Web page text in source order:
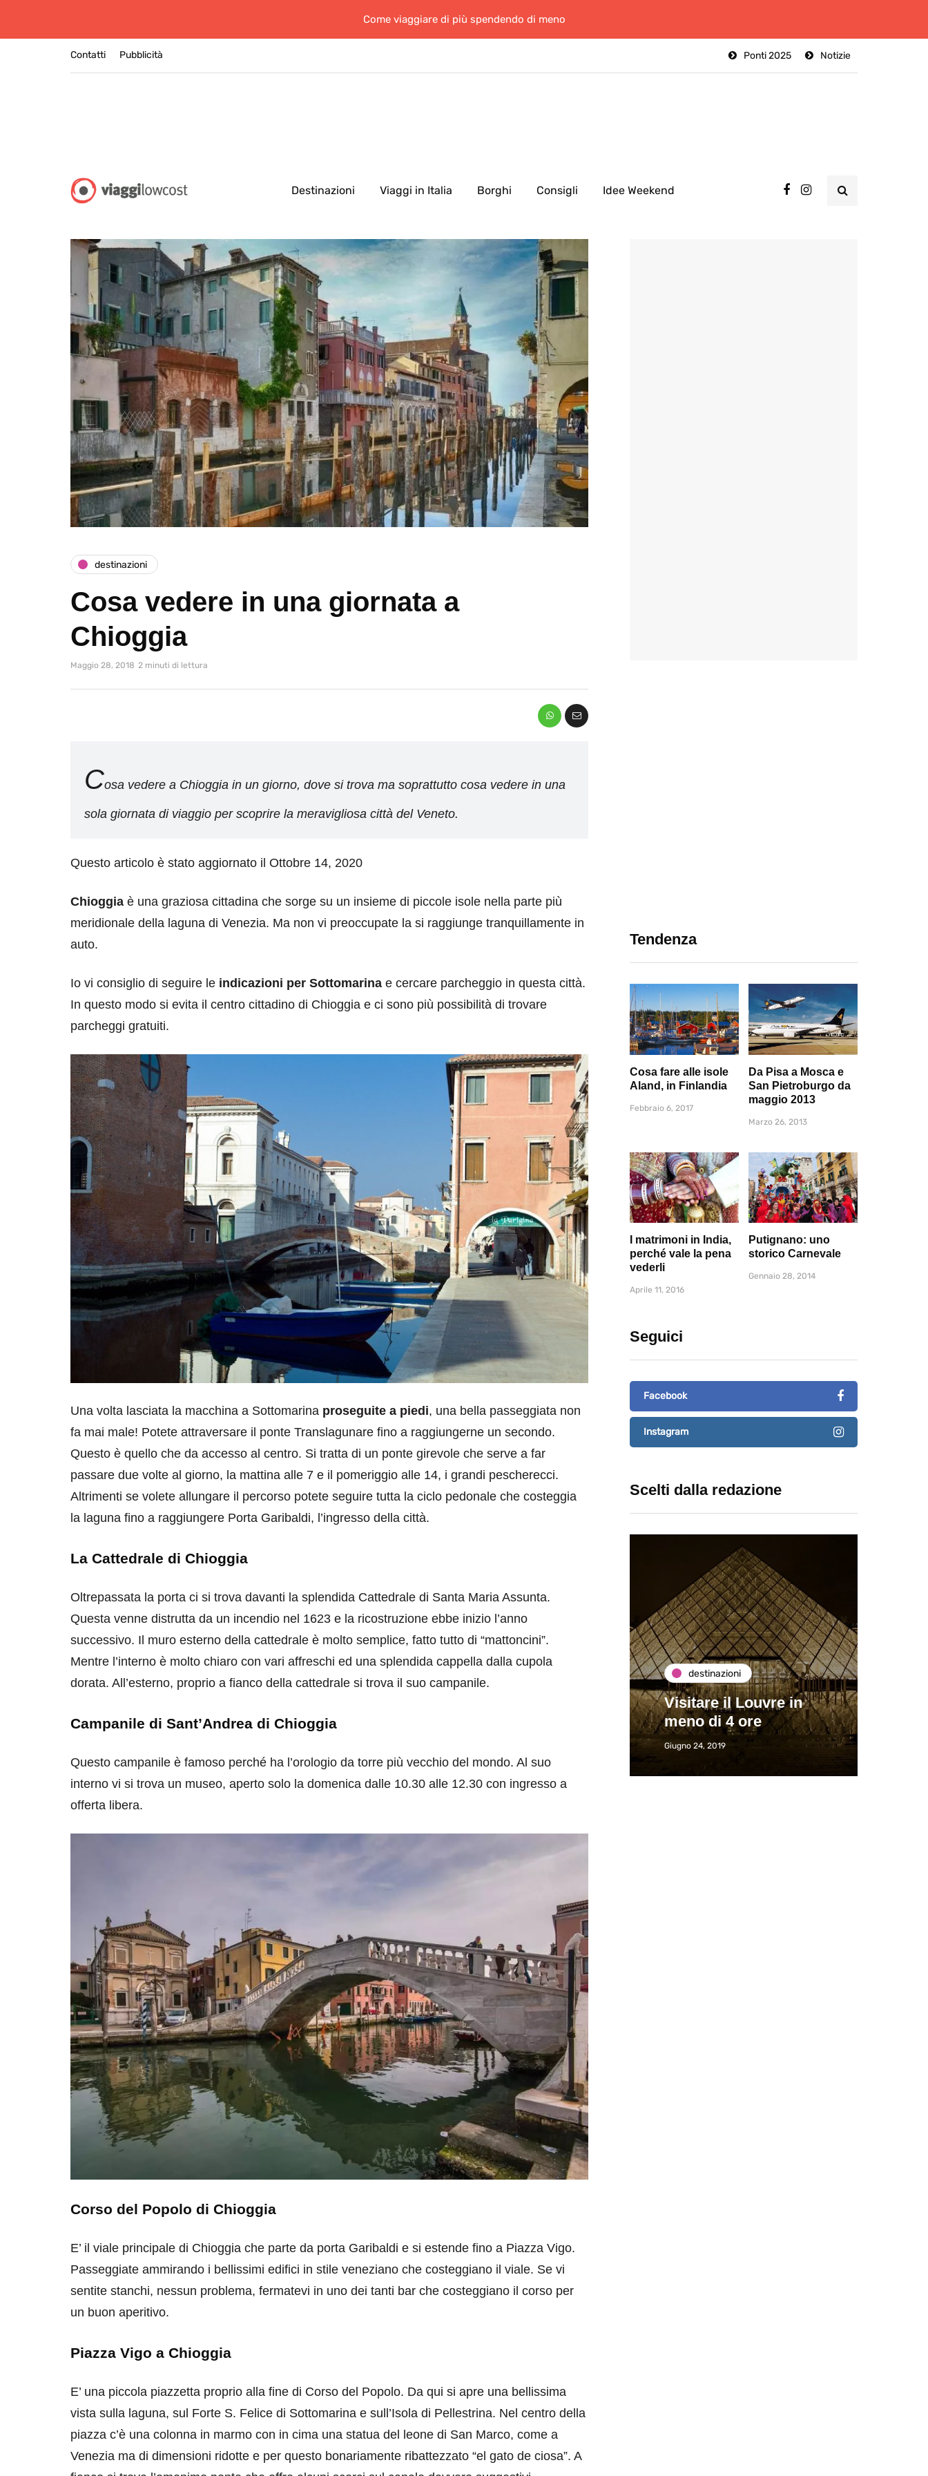
Come viaggiare di più spendendo di meno
Contatti Notizie
Ponti 2025
Pubblicità
Destinazioni Viaggi in Italia Borghi Consigli Idee Weekend
destinazioni
Cosa vedere in una giornata a
Chioggia
Maggio 28, 2018 2 minuti di lettura
Cosa vedere a Chioggia in un giorno, dove si trova ma soprattutto cosa vedere in una
sola giornata di viaggio per scoprire la meravigliosa città del Veneto.
Questo articolo è stato aggiornato il Ottobre 14, 2020
Chioggia è una graziosa cittadina che sorge su un insieme di piccole isole nella parte più
meridionale della laguna di Venezia. Ma non vi preoccupate la si raggiunge tranquillamente in
auto.
Io vi consiglio di seguire le indicazioni per Sottomarina e cercare parcheggio in questa città.
In questo modo si evita il centro cittadino di Chioggia e ci sono più possibilità di trovare
parcheggi gratuiti.
Una volta lasciata la macchina a Sottomarina proseguite a piedi, una bella passeggiata non
fa mai male! Potete attraversare il ponte Translagunare fino a raggiungerne un secondo.
Questo è quello che da accesso al centro. Si tratta di un ponte girevole che serve a far
passare due volte al giorno, la mattina alle 7 e il pomeriggio alle 14, i grandi pescherecci.
Altrimenti se volete allungare il percorso potete seguire tutta la ciclo pedonale che costeggia
la laguna fino a raggiungere Porta Garibaldi, l’ingresso della città.
La Cattedrale di Chioggia
Oltrepassata la porta ci si trova davanti la splendida Cattedrale di Santa Maria Assunta.
Questa venne distrutta da un incendio nel 1623 e la ricostruzione ebbe inizio l’anno
successivo. Il muro esterno della cattedrale è molto semplice, fatto tutto di “mattoncini”.
Mentre l’interno è molto chiaro con vari affreschi ed una splendida cappella dalla cupola
dorata. All’esterno, proprio a fianco della cattedrale si trova il suo campanile.
Campanile di Sant’Andrea di Chioggia
Questo campanile è famoso perché ha l’orologio da torre più vecchio del mondo. Al suo
interno vi si trova un museo, aperto solo la domenica dalle 10.30 alle 12.30 con ingresso a
offerta libera.
Corso del Popolo di Chioggia
E’ il viale principale di Chioggia che parte da porta Garibaldi e si estende fino a Piazza Vigo.
Passeggiate ammirando i bellissimi edifici in stile veneziano che costeggiano il viale. Se vi
sentite stanchi, nessun problema, fermatevi in uno dei tanti bar che costeggiano il corso per
un buon aperitivo.
Piazza Vigo a Chioggia
E’ una piccola piazzetta proprio alla fine di Corso del Popolo. Da qui si apre una bellissima
vista sulla laguna, sul Forte S. Felice di Sottomarina e sull’Isola di Pellestrina. Nel centro della
piazza c’è una colonna in marmo con in cima una statua del leone di San Marco, come a
Venezia ma di dimensioni ridotte e per questo bonariamente ribattezzato “el gato de ciosa”. A
Tendenza
Cosa fare alle isole
Aland, in Finlandia
Febbraio 6, 2017
Da Pisa a Mosca e
San Pietroburgo da
maggio 2013
Marzo 26, 2013
I matrimoni in India,
perché vale la pena
vederli
Aprile 11, 2016
Putignano: uno
storico Carnevale
Gennaio 28, 2014
Seguici
Facebook
Instagram
Scelti dalla redazione
di 4 ore
Immaturi il Viaggio
destinazioni
Visitare il Louvre in
meno di 4 ore
Giugno 24, 2019